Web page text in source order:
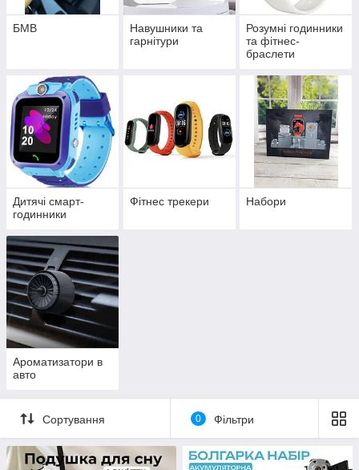
БМВ
Навушники та
гарнітури
Розумні годинники
та фітнес-
браслети
Дитячі смарт-
годинники
Фітнес трекери Набори
Ароматизатори в
авто
Сортування 0 Фільтри